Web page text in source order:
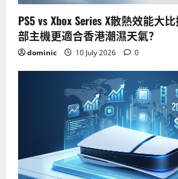
PS5 vs Xbox Series X散熱效能大
部主機更適合香港潮濕天氣？
dominic 10 July 2026 0